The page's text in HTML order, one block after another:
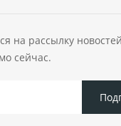
на рассылку
сейчас.